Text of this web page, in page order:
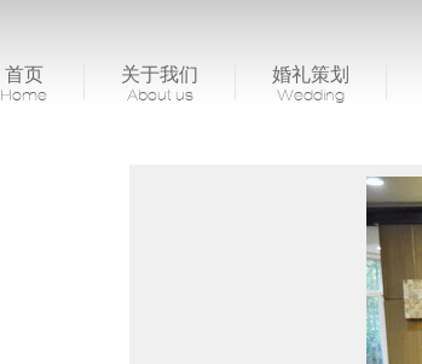
首页
Home
关于我们
About us
婚礼策划
Wedding